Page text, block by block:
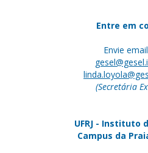
Entre em
Envie
(Secretária
UFRJ - Instituto
Campus da